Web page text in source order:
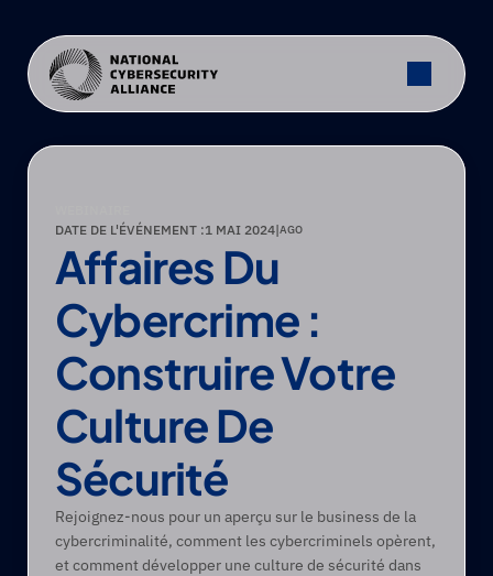
DATE DE L'ÉVÉNEMENT :1 MAI 2024|AGO
Affaires Du
Cybercrime :
Construire Votre
Culture De
Sécurité
Rejoignez-nous pour un aperçu sur le business de la
cybercriminalité, comment les cybercriminels opèrent,
et comment développer une culture de sécurité dans